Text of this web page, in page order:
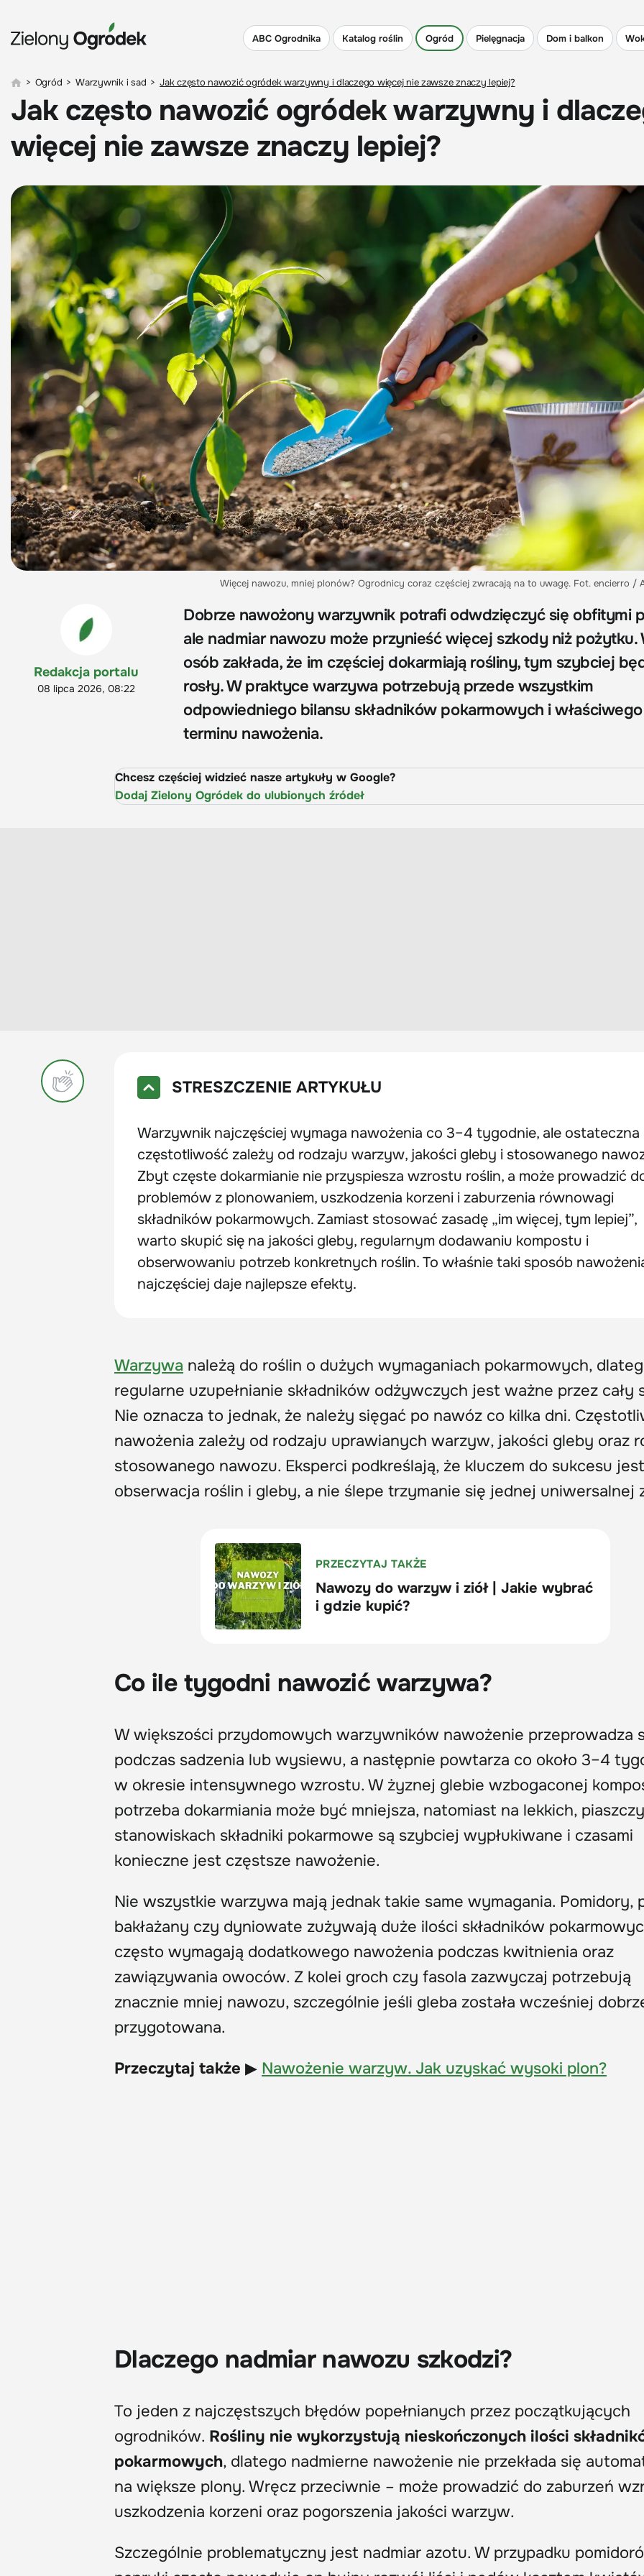
ABC Ogrodnika Katalog roślin Ogród Pielęgnacja Dom i balkon
> Ogród > Warzywnik i sad > Jak często nawozić ogródek warzywny i dlaczego więcej nie zawsze znaczy lepiej?
Jak często nawozić ogródek warzywny i
więcej nie zawsze znaczy lepiej?
Więcej nawozu, mniej plonów? Ogrodnicy coraz częściej zwracają na to uwagę. Fot. encierro /
Redakcja portalu
08 lipca 2026, 08:22
Dobrze nawożony warzywnik potrafi odwdzięczyć się obfitymi
ale nadmiar nawozu może przynieść więcej szkody niż pożytku.
osób zakłada, że im częściej dokarmiają rośliny, tym szybciej
rosły. W praktyce warzywa potrzebują przede wszystkim
odpowiedniego bilansu składników pokarmowych i właściwego
terminu nawożenia.
Chcesz częściej widzieć nasze artykuły w Google?
Dodaj Zielony Ogródek do ulubionych źródeł
STRESZCZENIE ARTYKUŁU
Warzywnik najczęściej wymaga nawożenia co 3–4 tygodnie, ale ostateczna
częstotliwość zależy od rodzaju warzyw, jakości gleby i stosowanego
Zbyt częste dokarmianie nie przyspiesza wzrostu roślin, a może prowadzić
problemów z plonowaniem, uszkodzenia korzeni i zaburzenia równowagi
składników pokarmowych. Zamiast stosować zasadę „im więcej, tym lepiej”,
warto skupić się na jakości gleby, regularnym dodawaniu kompostu i
obserwowaniu potrzeb konkretnych roślin. To właśnie taki sposób
najczęściej daje najlepsze efekty.
Warzywa należą do roślin o dużych wymaganiach pokarmowych,
regularne uzupełnianie składników odżywczych jest ważne przez cały
Nie oznacza to jednak, że należy sięgać po nawóz co kilka dni.
nawożenia zależy od rodzaju uprawianych warzyw, jakości gleby oraz
stosowanego nawozu. Eksperci podkreślają, że kluczem do sukcesu jest
obserwacja roślin i gleby, a nie ślepe trzymanie się jednej uniwersalnej
Co ile tygodni nawozić warzywa?
W większości przydomowych warzywników nawożenie przeprowadza
podczas sadzenia lub wysiewu, a następnie powtarza co około 3–4
w okresie intensywnego wzrostu. W żyznej glebie wzbogaconej
potrzeba dokarmiania może być mniejsza, natomiast na lekkich,
stanowiskach składniki pokarmowe są szybciej wypłukiwane i czasami
konieczne jest częstsze nawożenie.
Nie wszystkie warzywa mają jednak takie same wymagania. Pomidory,
bakłażany czy dyniowate zużywają duże ilości składników
często wymagają dodatkowego nawożenia podczas kwitnienia oraz
zawiązywania owoców. Z kolei groch czy fasola zazwyczaj potrzebują
znacznie mniej nawozu, szczególnie jeśli gleba została wcześniej
przygotowana.
Przeczytaj także ▶ Nawożenie warzyw. Jak uzyskać wysoki plon?
Dlaczego nadmiar nawozu szkodzi?
To jeden z najczęstszych błędów popełnianych przez początkujących
ogrodników. Rośliny nie wykorzystują nieskończonych ilości
pokarmowych, dlatego nadmierne nawożenie nie przekłada się
na większe plony. Wręcz przeciwnie – może prowadzić do zaburzeń
uszkodzenia korzeni oraz pogorszenia jakości warzyw.
Szczególnie problematyczny jest nadmiar azotu. W przypadku